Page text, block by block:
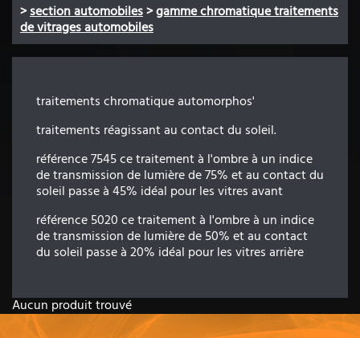
>section automobiles>gamme chromatique traitements
de vitrages automobiles
traitements chromatique automorphos'
traitements réagissant au contact du soleil.
référence 7545 ce traitement à l'ombre à un indice
de transmission de lumière de 75% et au contact du
soleil passe à 45% idéal pour les vitres avant
référence 5020 ce traitement à l'ombre à un indice
de transmission de lumière de 50% et au contact
du soleil passe à 20% idéal pour les vitres arrière
Aucun produit trouvé